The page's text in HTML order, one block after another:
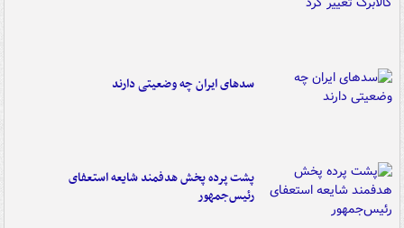
سدهای ایران چه وضعیتی دارند
پشت پرده پخش هدفمند شایعه استعفای
رئیس‌جمهور